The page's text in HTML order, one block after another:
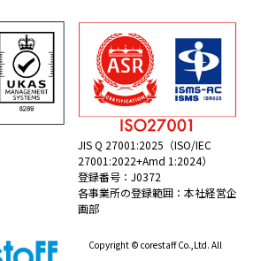
JIS Q 27001:2025（ISO/IEC
27001:2022+Amd 1:2024）
登録番号：J0372
各事業所の登録範囲：本社経営企
画部
Copyright © corestaff Co.,Ltd. All